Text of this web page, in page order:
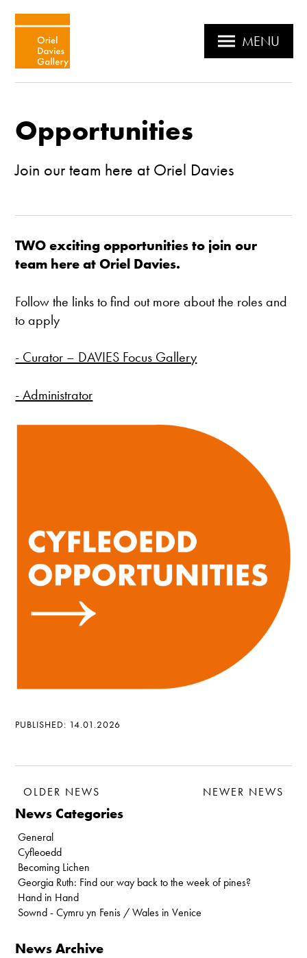
MENU
Opportunities
Join our team here at Oriel Davies
TWO exciting opportunities to join our
team here at Oriel Davies.
Follow the links to find out more about the roles and
to apply
- Curator – DAVIES Focus Gallery
- Administrator
PUBLISHED: 14.01.2026
OLDER NEWS NEWER NEWS
News Categories
General
Cyfleoedd
Becoming Lichen
Georgia Ruth: Find our way back to the week of pines?
Hand in Hand
Sownd - Cymru yn Fenis / Wales in Venice
News Archive